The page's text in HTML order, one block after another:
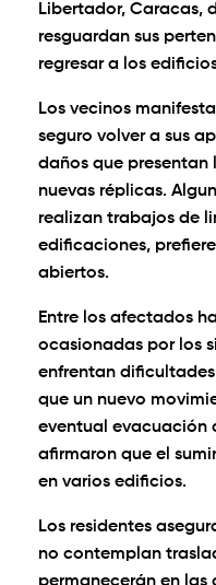
Libertador, Caracas,
resguardan sus
regresar a los
Los vecinos
seguro volver a sus
daños que presentan
nuevas réplicas.
realizan trabajos de
edificaciones,
abiertos.
Entre los afectados
ocasionadas por los
enfrentan
que un nuevo
eventual evacuación
afirmaron que el
en varios edificios.
Los residentes
no contemplan